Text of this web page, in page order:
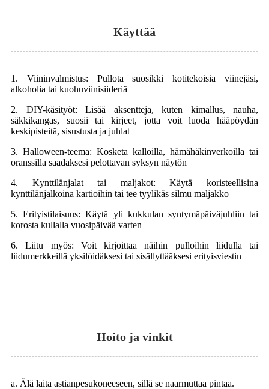
Käyttää
1. Viininvalmistus: Pullota suosikki kotitekoisia viinejäsi,
alkoholia tai kuohuviinisiideriä
2. DIY-käsityöt: Lisää aksentteja, kuten kimallus, nauha,
säkkikangas, suosii tai kirjeet, jotta voit luoda hääpöydän
keskipisteitä, sisustusta ja juhlat
3. Halloween-teema: Kosketa kalloilla, hämähäkinverkoilla tai
oranssilla saadaksesi pelottavan syksyn näytön
4. Kynttilänjalat tai maljakot: Käytä koristeellisina
kynttilänjalkoina kartioihin tai tee tyylikäs silmu maljakko
5. Erityistilaisuus: Käytä yli kukkulan syntymäpäiväjuhliin tai
korosta kullalla vuosipäivää varten
6. Liitu myös: Voit kirjoittaa näihin pulloihin liidulla tai
liidumerkkeillä yksilöidäksesi tai sisällyttääksesi erityisviestin
Hoito ja vinkit
a. Älä laita astianpesukoneeseen, sillä se naarmuttaa pintaa.